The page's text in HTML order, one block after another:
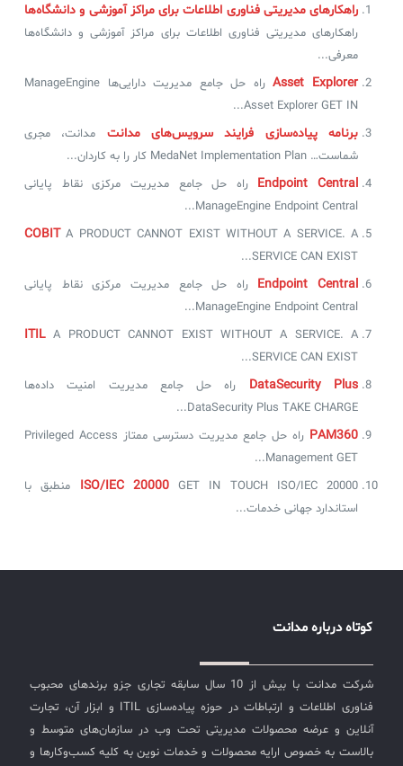
راهکارهای مدیریتی فناوری اطلاعات برای مراکز آموزشی و دانشگاه‌ها
راهکارهای مدیریتی فناوری اطلاعات برای مراکز آموزشی و دانشگاه‌ها
معرفی...
Asset Explorer
راه حل جامع مدیریت دارایی‌ها ManageEngine
Asset Explorer GET IN...
برنامه‌ پیاده‌سازی فرایند سرویس‌های مدانت
مدانت، مجری
شماست… MedaNet Implementation Plan کار را به کاردان...
Endpoint Central
راه حل جامع مدیریت مرکزی نقاط پایانی
ManageEngine Endpoint Central...
COBIT A PRODUCT CANNOT EXIST WITHOUT A SERVICE. A
SERVICE CAN EXIST...
Endpoint Central
راه حل جامع مدیریت مرکزی نقاط پایانی
ManageEngine Endpoint Central...
ITIL A PRODUCT CANNOT EXIST WITHOUT A SERVICE. A
SERVICE CAN EXIST...
DataSecurity Plus
راه حل جامع مدیریت امنیت داده‌ها
DataSecurity Plus TAKE CHARGE...
PAM360
راه حل جامع مدیریت دسترسی ممتاز Privileged Access
Management GET...
ISO/IEC 20000 GET IN TOUCH ISO/IEC 20000 منطبق با
استاندارد جهانی خدمات...
کوتاه درباره مدانت
شرکت مدانت با بیش از 10 سال سابقه تجاری جزو برندهای محبوب
فناوری اطلاعات و ارتباطات در حوزه پیاده‌سازی ITIL و ابزار آن، تجارت
آنلاین و عرضه محصولات مدیریتی تحت وب در سازمان‌های متوسط و
بالاست به خصوص ارایه محصولات و خدمات نوین به کلیه کسب‌وکارها و